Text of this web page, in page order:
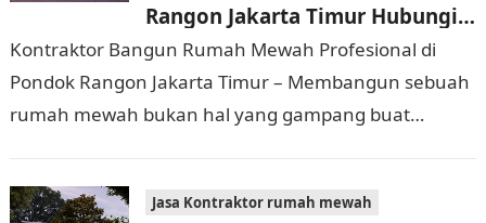
Rangon Jakarta Timur Hubungi
0811 9933 588
Kontraktor Bangun Rumah Mewah Profesional di
Pondok Rangon Jakarta Timur – Membangun sebuah
rumah mewah bukan hal yang gampang buat
Jasa Kontraktor rumah mewah